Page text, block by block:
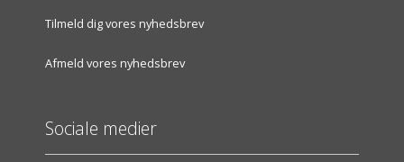
Tilmeld dig vores nyhedsbrev
Afmeld vores nyhedsbrev
Sociale medier